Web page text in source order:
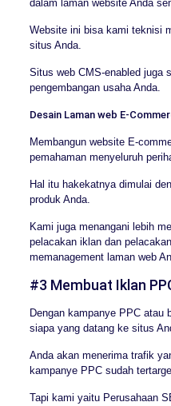
dalam laman website Anda
Website ini bisa kami teknisi
situs Anda.
Situs web CMS-enabled juga
pengembangan usaha Anda.
Desain Laman web E-
Membangun website E-
pemahaman menyeluruh
Hal itu hakekatnya dimulai
produk Anda.
Kami juga menangani lebih
pelacakan iklan dan
memanagement laman web
#3 Membuat Iklan
Dengan kampanye PPC atau
siapa yang datang ke situs
Anda akan menerima trafik
kampanye PPC sudah
Tapi kami yaitu Perusahaan